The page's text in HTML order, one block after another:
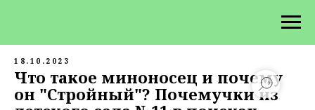
18.10.2023
Что такое миноносец и почему
он "Стройный"? Почемучки из